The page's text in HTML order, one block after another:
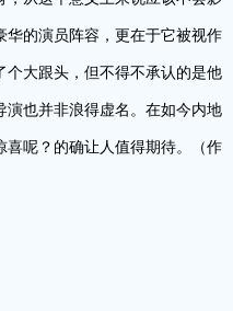
华的演员阵容，更在于它被视作
个大跟头，但不得不承认的是他
演也并非浪得虚名。在如今内地
喜呢？的确让人值得期待。（作